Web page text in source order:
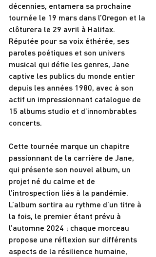
décennies, entamera sa prochaine
tournée le 19 mars dans l’Oregon et la
clôturera le 29 avril à Halifax.
Réputée pour sa voix éthérée, ses
paroles poétiques et son univers
musical qui défie les genres, Jane
captive les publics du monde entier
depuis les années 1980, avec à son
actif un impressionnant catalogue de
15 albums studio et d’innombrables
concerts.
Cette tournée marque un chapitre
passionnant de la carrière de Jane,
qui présente son nouvel album, un
projet né du calme et de
l’introspection liés à la pandémie.
L’album sortira au rythme d’un titre à
la fois, le premier étant prévu à
l’automne 2024 ; chaque morceau
propose une réflexion sur différents
aspects de la résilience humaine,